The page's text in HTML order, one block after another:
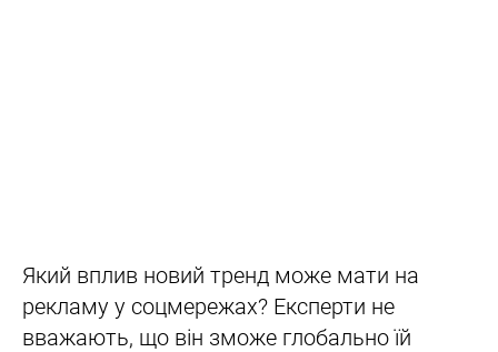
Який вплив новий тренд може мати на
рекламу у соцмережах? Експерти не
вважають, що він зможе глобально їй